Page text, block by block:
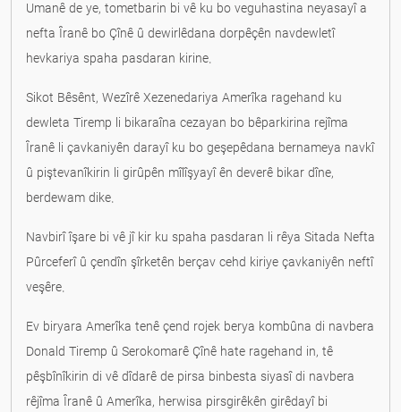
Umanê de ye, tometbarin bi vê ku bo veguhastina neyasayî a
nefta Îranê bo Çînê û dewirlêdana dorpêçên navdewletî
hevkariya spaha pasdaran kirine.
Sikot Bêsênt, Wezîrê Xezenedariya Amerîka ragehand ku
dewleta Tiremp li bikaraîna cezayan bo bêparkirina rejîma
Îranê li çavkaniyên darayî ku bo geşepêdana bernameya navkî
û piştevanîkirin li girûpên mîlîşyayî ên deverê bikar dîne,
berdewam dike.
Navbirî îşare bi vê jî kir ku spaha pasdaran li rêya Sitada Nefta
Pûrceferî û çendîn şîrketên berçav cehd kiriye çavkaniyên neftî
veşêre.
Ev biryara Amerîka tenê çend rojek berya kombûna di navbera
Donald Tiremp û Serokomarê Çînê hate ragehand in, tê
pêşbînîkirin di vê dîdarê de pirsa binbesta siyasî di navbera
rêjîma Îranê û Amerîka, herwisa pirsgirêkên girêdayî bi